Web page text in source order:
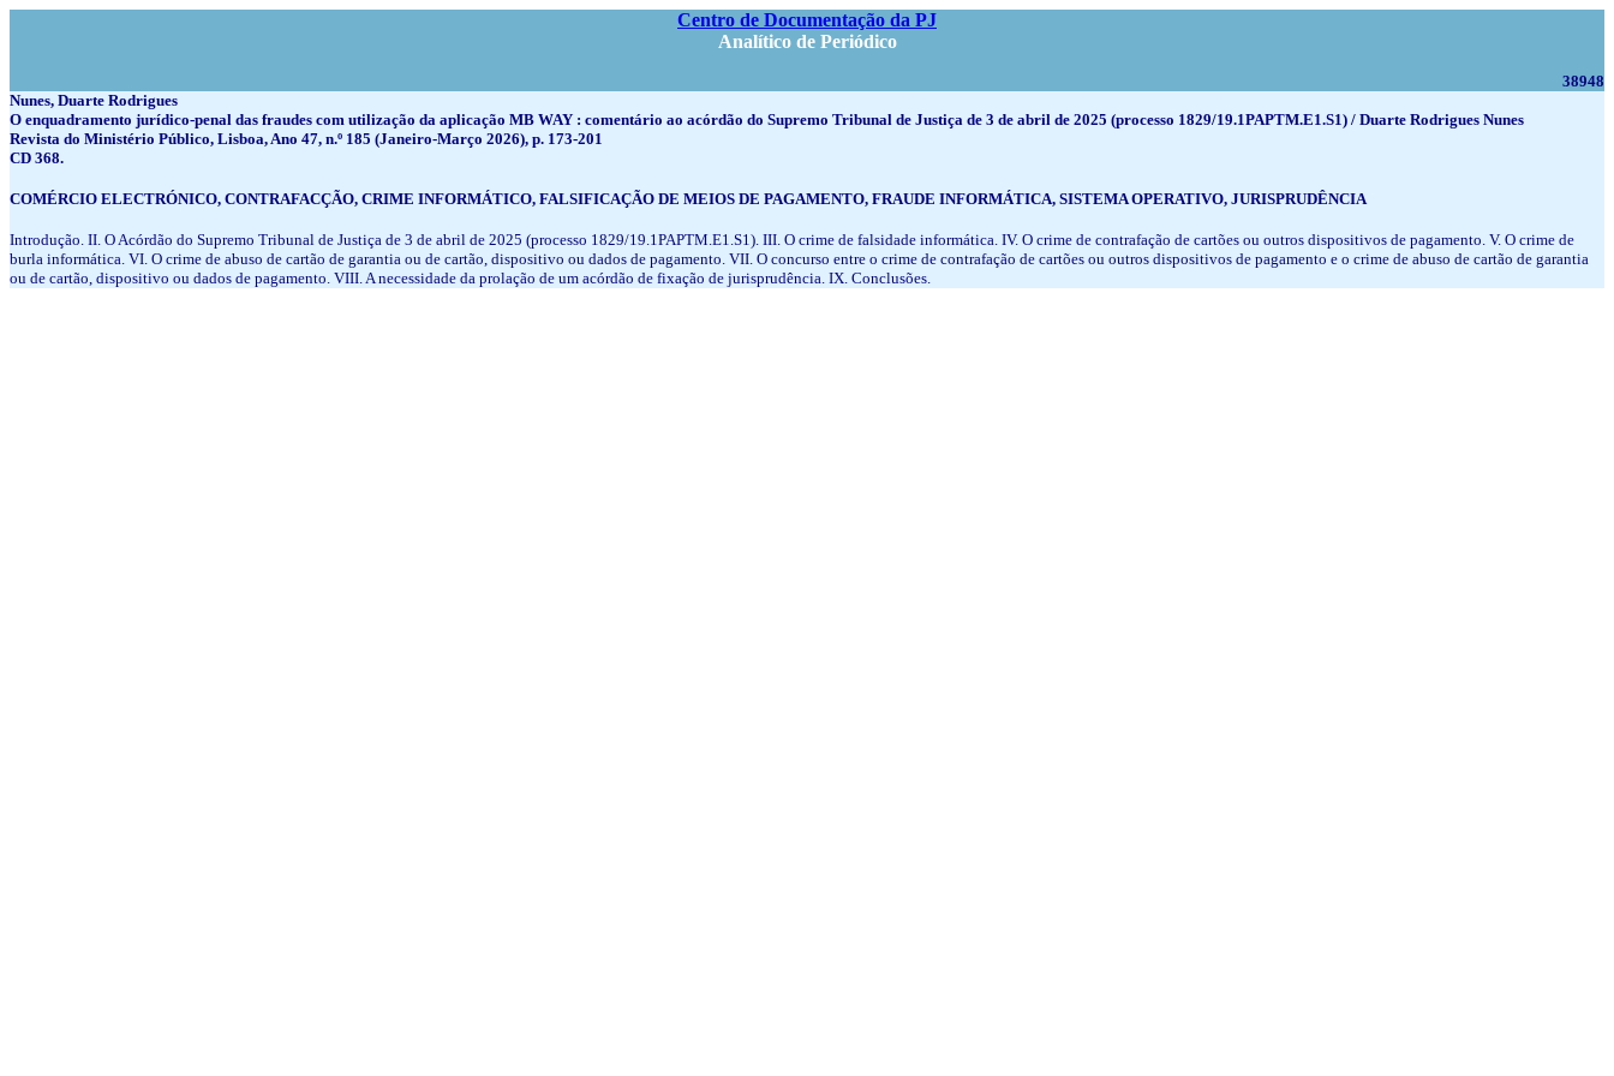
Centro de Documentação da PJ
Analítico de Periódico
38948
Nunes, Duarte Rodrigues
O enquadramento jurídico-penal das fraudes com utilização da aplicação MB WAY : comentário ao acórdão do Supremo Tribunal de Justiça de 3 de abril de 2025 (processo 1829/19.1PAPTM.E1.S1) / Duarte Rodrigues Nunes
Revista do Ministério Público, Lisboa, Ano 47, n.º 185 (Janeiro-Março 2026), p. 173-201
CD 368.
COMÉRCIO ELECTRÓNICO, CONTRAFACÇÃO, CRIME INFORMÁTICO, FALSIFICAÇÃO DE MEIOS DE PAGAMENTO, FRAUDE INFORMÁTICA, SISTEMA OPERATIVO, JURISPRUDÊNCIA
Introdução. II. O Acórdão do Supremo Tribunal de Justiça de 3 de abril de 2025 (processo 1829/19.1PAPTM.E1.S1). III. O crime de falsidade informática. IV. O crime de contrafação de cartões ou outros dispositivos de pagamento. V. O crime de
burla informática. VI. O crime de abuso de cartão de garantia ou de cartão, dispositivo ou dados de pagamento. VII. O concurso entre o crime de contrafação de cartões ou outros dispositivos de pagamento e o crime de abuso de cartão de garantia
ou de cartão, dispositivo ou dados de pagamento. VIII. A necessidade da prolação de um acórdão de fixação de jurisprudência. IX. Conclusões.